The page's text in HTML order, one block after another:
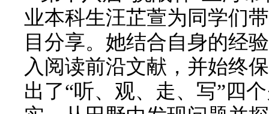
业本科生汪芷萱为同学们
目分享。她结合自身的经
入阅读前沿文献，并始终
出了“听、观、走、写”四